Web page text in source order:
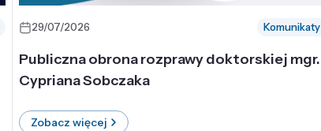
29/07/2026 Komunikaty
Publiczna obrona rozprawy doktorskiej mgr.
Cypriana Sobczaka
Zobacz więcej